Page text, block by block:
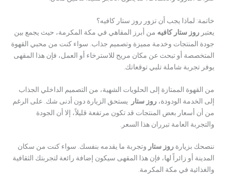
خاتمة: لماذا يجب أن تزور روز ستار كافيه؟
يعتبرروز ستار كافيه من أبرز المقاهي في مكة المكرمة، حيث يجمع بين
جودة المنتجات وخدمة مميزة وتصميم جذاب. سواء كنت من محبي القهوة
المتخصصة أو تبحث عن مكان مريح للاسترخاء أو العمل، فإن هذا المقهى
يوفر تجربة شاملة تلبي توقعاتك.
من القهوة الممتازة إلى الحلويات الشهية، من التصميم الداخلي الجذاب
إلى الخدمة الودودة،روز ستار
يستحق الزيارة دون أدنى شك. على الرغم
من أن أسعار بعض المنتجات قد تكون مرتفعة قليلاً، إلا أن الجودة
والتجربة العامة تبرران هذا السعر.
ننصحك بزيارةروز ستار وتجربة ما يقدمه بنفسك. سواء كنت من سكان
المدينة أو زائراً لها، فإن هذا المقهى سيكون إضافة رائعة لتجربتك الثقافية
والغذائية في مكة المكرمة.